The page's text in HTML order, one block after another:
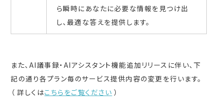
ら瞬時にあなたに必要な情報を見つけ出
し、最適な答えを提供します。
また、AI議事録・AIアシスタント機能追加リリースに伴い、下
記の通り各プラン毎のサービス提供内容の変更を行います。
（ 詳しくはこちらをご覧ください ）